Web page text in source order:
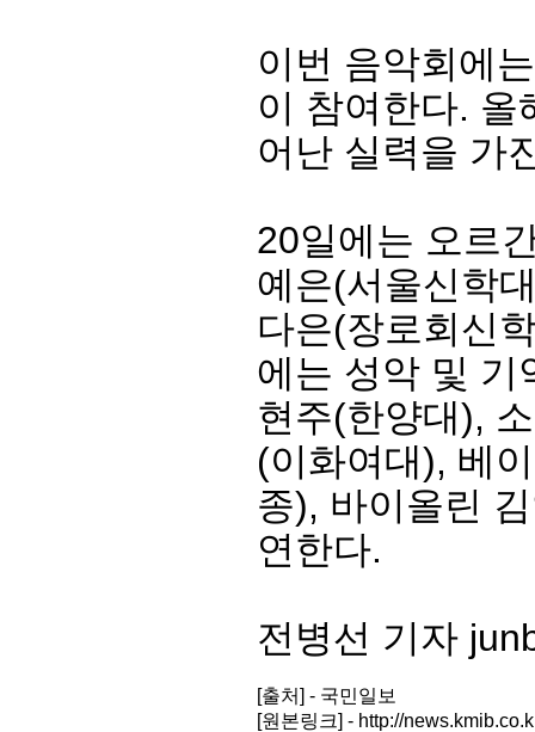
이번 음악회에
이 참여한다. 올
어난 실력을 가
20일에는 오르
예은(서울신학
다은(장로회신
에는 성악 및 기
현주(한양대),
(이화여대), 베
종), 바이올린
연한다.
전병선 기자
[출처] - 국민일보
[원본링크] - http://